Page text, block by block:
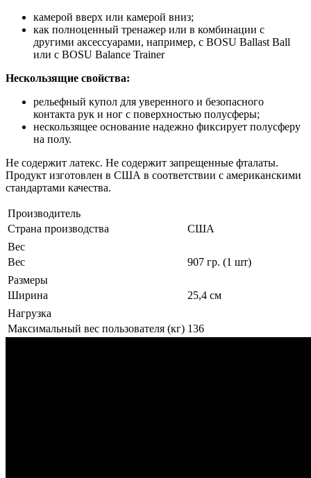
камерой вверх или камерой вниз;
как полноценный тренажер или в комбинации с
другими аксессуарами, например, c BOSU Ballast Ball
или c BOSU Balance Trainer
Нескользящие свойства:
рельефный купол для уверенного и безопасного
контакта рук и ног с поверхностью полусферы;
нескользящее основание надежно фиксирует полусферу
на полу.
Не содержит латекс. Не содержит запрещенные фталаты.
Продукт изготовлен в США в соответствии с американскими
стандартами качества.
Производитель
Страна производства
США
Вес
Вес
907 гр. (1 шт)
Размеры
Ширина
25,4 см
Нагрузка
Максимальный вес пользователя (кг) 136